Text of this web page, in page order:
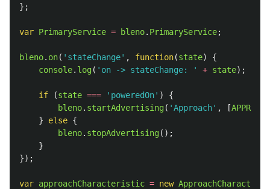
};
var PrimaryService = bleno. PrimaryService;
bleno. on( ' stateChange' , function(state)
{
console. log( ' on -> stateChange: ' + state);
if (state === ' poweredOn' )
{
bleno. startAdvertising( 'Approach' , [
}
else {
bleno. stopAdvertising();
}
});
var approachCharacteristic = new